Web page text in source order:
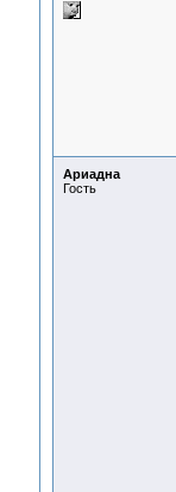
Ариадна
Гость